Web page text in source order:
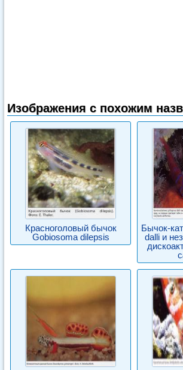
Изображения с похожим
Красноголовый бычок
Gobiosoma dilepsis
Бычок-
dalli и